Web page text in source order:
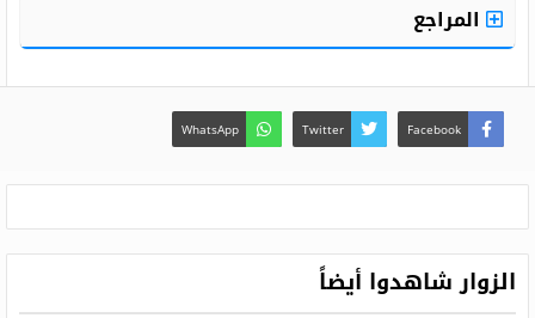
المراجع
Facebook
Twitter
WhatsApp
الزوار شاهدوا أيضاً